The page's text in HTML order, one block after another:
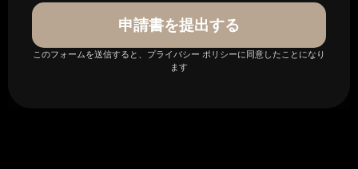
申請書を提出する
このフォームを送信すると、プライバシー ポリシーに同意したことになり
ます